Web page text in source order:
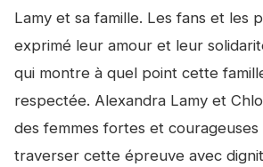
Lamy et sa famille. Les fans et les
exprimé leur amour et leur
qui montre à quel point cette
respectée. Alexandra Lamy et
des femmes fortes et courageuses
traverser cette épreuve avec